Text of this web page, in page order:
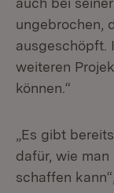
ungebrochen,
ausgeschöpft.
weiteren
können.“
„Es gibt
dafür, wie
schaffen